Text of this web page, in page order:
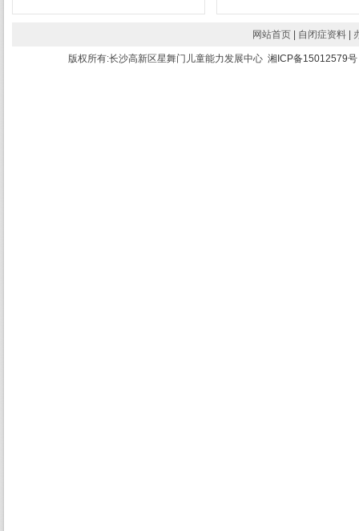
网站首页| 自闭症资料|
版权所有:长沙高新区星舞门儿童能力发展中心 湘ICP备15012579号